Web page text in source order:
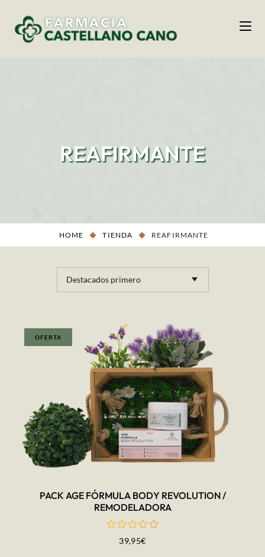
REAFIRMANTE
HOME TIENDA REAFIRMANTE
Destacados primero
OFERTA
AÑADIR AL CARRITO
PACK AGE FÓRMULA BODY REVOLUTION /
REMODELADORA
39,95€